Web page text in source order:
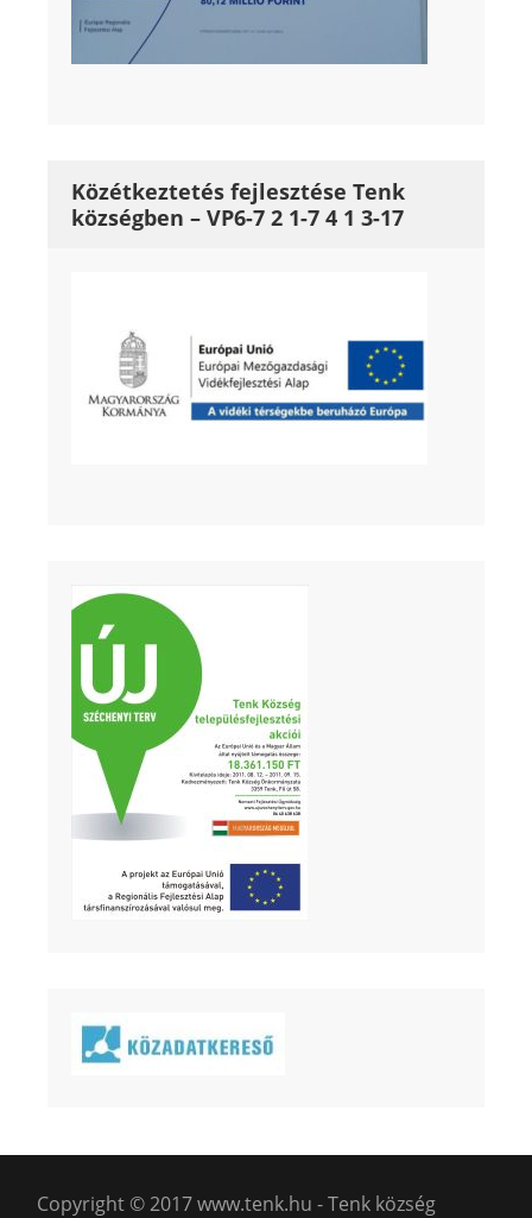
Közétkeztetés fejlesztése Tenk
községben – VP6-7 2 1-7 4 1 3-17
Copyright © 2017 www.tenk.hu - Tenk község